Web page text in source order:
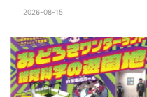
2026-08-15